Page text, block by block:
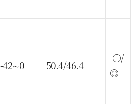
-42∼0 50.4/46.4
○/
◎